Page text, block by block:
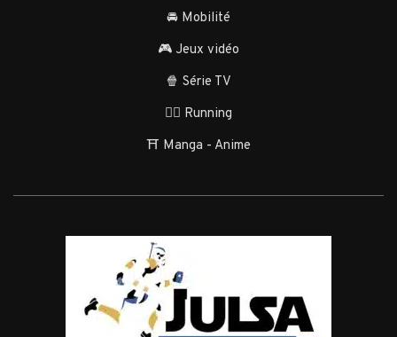
🚘 Mobilité
🎮 Jeux vidéo
🍿 Série TV
🏃‍♂️ Running
⛩️ Manga - Anime